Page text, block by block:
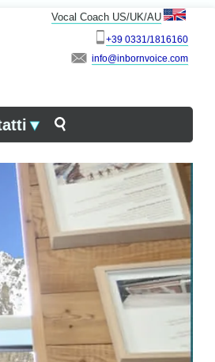
Vocal Coach US/UK/AU
+39 0331/1816160
info
▼